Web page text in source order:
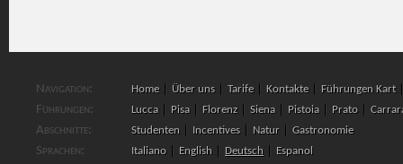
Navigation: Home Über uns Tarife Kontakte Führungen Kart
Führungen: Lucca Pisa Florenz Siena Pistoia Prato
Abschnitte: Studenten Incentives Natur Gastronomie
Sprachen: Italiano English Deutsch Espanol